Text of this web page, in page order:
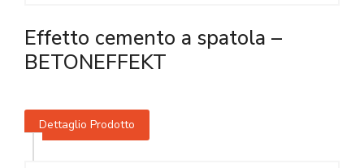
Effetto cemento a spatola –
BETONEFFEKT
Dettaglio Prodotto